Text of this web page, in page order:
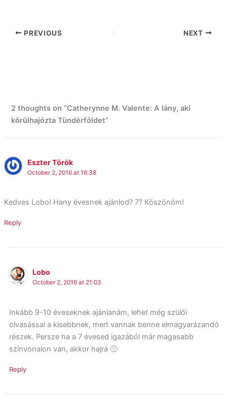
PREVIOUS NEXT
2 thoughts on “Catherynne M. Valente: A lány, aki
körülhajózta Tündérföldet”
Eszter Török
October 2, 2016 at 16:38
Kedves Lobo! Hany évesnek ajánlod? 7? Köszönöm!
Reply
Lobo
October 2, 2016 at 21:03
Inkább 9-10 éveseknek ajánlanám, lehet még szülői
olvasással a kisebbnek, mert vannak benne elmagyarázandó
részek. Persze ha a 7 évesed igazából már magasabb
színvonalon van, akkor hajrá 🙂
Reply